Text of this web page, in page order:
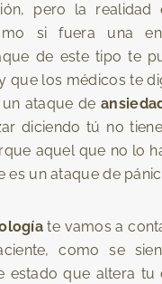
pero la realidad
si fuera una
de este tipo te
que los médicos te
ataque de
diciendo tú no
aquel que no lo
es un ataque de
te vamos a
como se
estado que altera tu